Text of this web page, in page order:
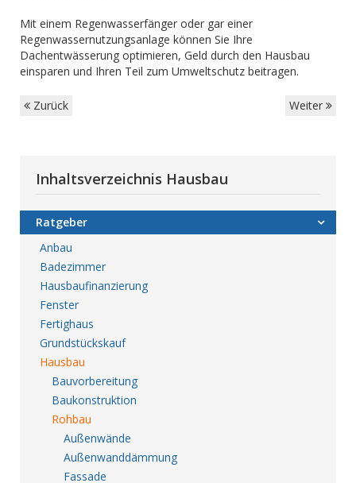
Mit einem Regenwasserfänger oder gar einer
Regenwassernutzungsanlage können Sie Ihre
Dachentwässerung optimieren, Geld durch den Hausbau
einsparen und Ihren Teil zum Umweltschutz beitragen.
Zurück Weiter
Inhaltsverzeichnis Hausbau
Ratgeber
Anbau
Badezimmer
Hausbaufinanzierung
Fenster
Fertighaus
Grundstückskauf
Hausbau
Bauvorbereitung
Baukonstruktion
Rohbau
Außenwände
Außenwanddämmung
Fassade